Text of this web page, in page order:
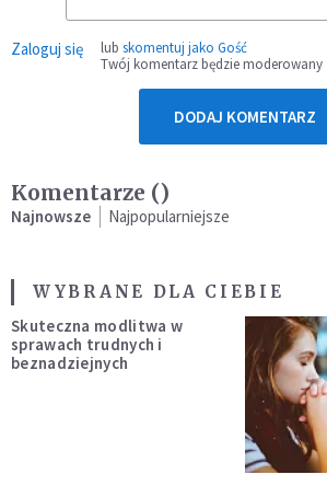
Zaloguj się lub skomentuj jako Gość
Twój komentarz będzie moderowany
DODAJ KOMENTARZ
Komentarze ()
Najnowsze Najpopularniejsze
WYBRANE DLA CIEBIE
Skuteczna modlitwa w
sprawach trudnych i
beznadziejnych